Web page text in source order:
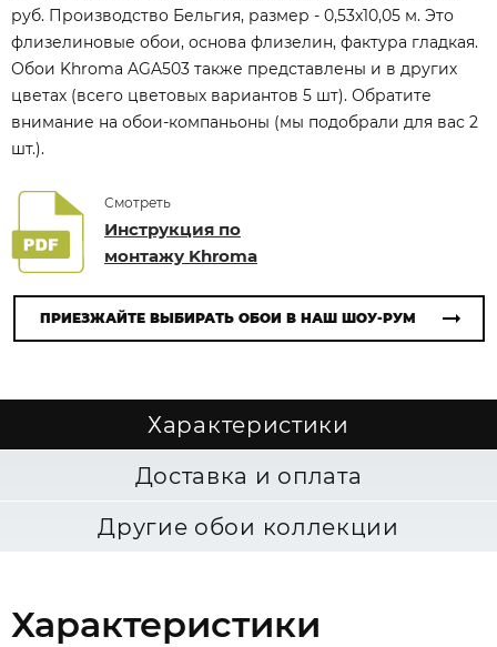
руб. Производство Бельгия, размер - 0,53x10,05 м. Это
флизелиновые обои, основа флизелин, фактура гладкая.
Обои Khroma AGA503 также представлены и в других
цветах (всего цветовых вариантов 5 шт). Обратите
внимание на обои-компаньоны (мы подобрали для вас 2
шт.).
Смотреть
Инструкция по
монтажу Khroma
ПРИЕЗЖАЙТЕ ВЫБИРАТЬ ОБОИ В НАШ ШОУ-РУМ
Характеристики
Доставка и оплата
Другие обои коллекции
Характеристики